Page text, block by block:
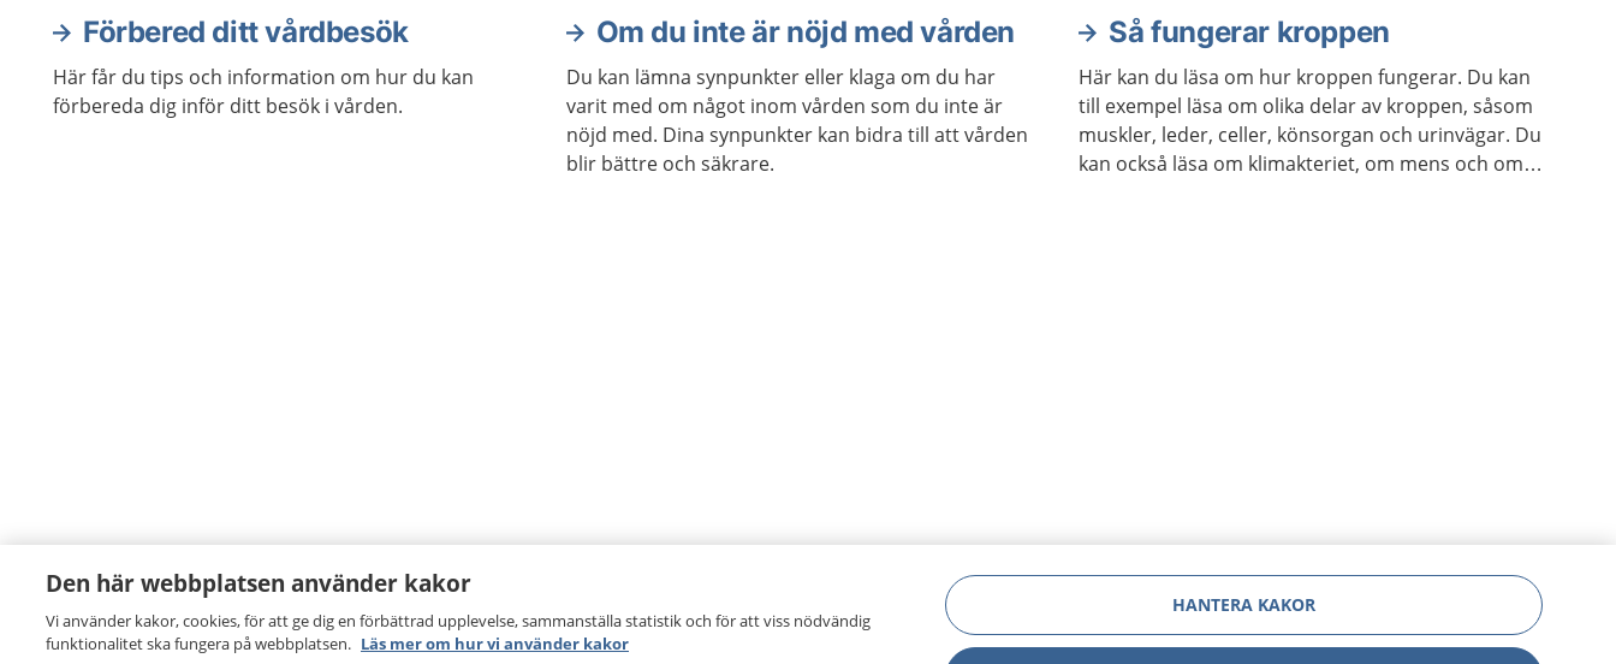
deltar. Dina svar hjälper till att
utveckla vården. Varje del av
enkäten tar ungefär fem minuter
att svara på.
Förbered ditt vårdbesök
Här får du tips och information om hur du kan
förbereda dig inför ditt besök i vården.
Om du inte är nöjd med vården
Du kan lämna synpunkter eller klaga om du har
varit med om något inom vården som du inte är
nöjd med. Dina synpunkter kan bidra till att vården
blir bättre och säkrare.
Så fungerar kroppen
Här kan du läsa om hur kroppen fungerar. Du kan
till exempel läsa om olika delar av kroppen, såsom
muskler, leder, celler, könsorgan och urinvägar. Du
kan också läsa om klimakteriet, om mens och om
Den här webbplatsen använder kakor
Vi använder kakor, cookies, för att ge dig en förbättrad upplevelse, sammanställa statistik och för att viss nödvändig
funktionalitet ska fungera på webbplatsen. Läs mer om hur vi använder kakor
HANTERA KAKOR